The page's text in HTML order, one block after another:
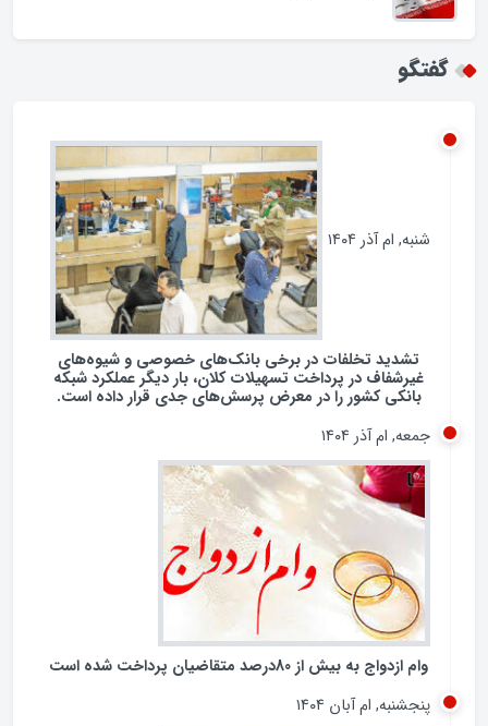
تشدید تخلفات در برخی بانک‌های خصوصی و شیوه‌های
غیرشفاف در پرداخت تسهیلات کلان، بار دیگر عملکرد شبکه
بانکی کشور را در معرض پرسش‌های جدی قرار داده است.
جمعه, ام آذر ۱۴۰۴